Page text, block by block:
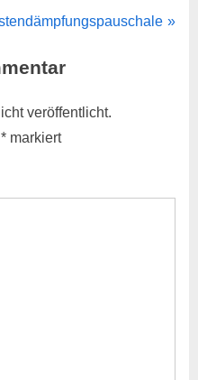
veröffentlicht.
* markiert